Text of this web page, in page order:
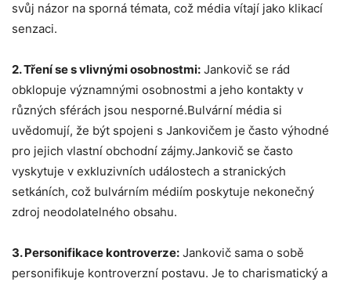
svůj názor na sporná témata, což média vítají jako klikací
senzaci.
2. Tření se s vlivnými osobnostmi: Jankovič se rád
obklopuje významnými osobnostmi a jeho kontakty v
různých sférách jsou nesporné.Bulvární média si
uvědomují, že být spojeni s Jankovičem je často výhodné
pro jejich vlastní obchodní zájmy.Jankovič se často
vyskytuje v exkluzivních událostech a stranických
setkáních, což bulvárním médiím poskytuje nekonečný
zdroj neodolatelného obsahu.
3. Personifikace kontroverze: Jankovič sama o sobě
personifikuje kontroverzní postavu. Je to charismatický a